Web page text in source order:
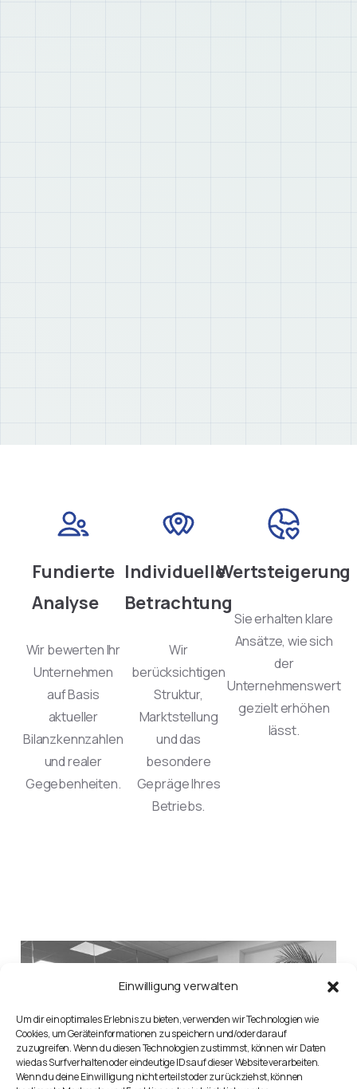
Einwilligung verwalten
Um dir ein optimales Erlebnis zu bieten, verwenden wir Technologien wie
Cookies, um Geräteinformationen zu speichern und/oder darauf
zuzugreifen. Wenn du diesen Technologien zustimmst, können wir Daten
wie das Surfverhalten oder eindeutige IDs auf dieser Website verarbeiten.
Wenn du deine Einwilligung nicht erteilst oder zurückziehst, können
Fundierte
Analyse
Wir bewerten Ihr
Unternehmen
auf Basis
aktueller
Bilanzkennzahlen
und realer
Gegebenheiten.
Individuelle
Betrachtung
Wir
berücksichtigen
Struktur,
Marktstellung
und das
besondere
Gepräge Ihres
Betriebs.
Wertsteigerung
Sie erhalten klare
Ansätze, wie sich
der
Unternehmenswert
gezielt erhöhen
lässt.